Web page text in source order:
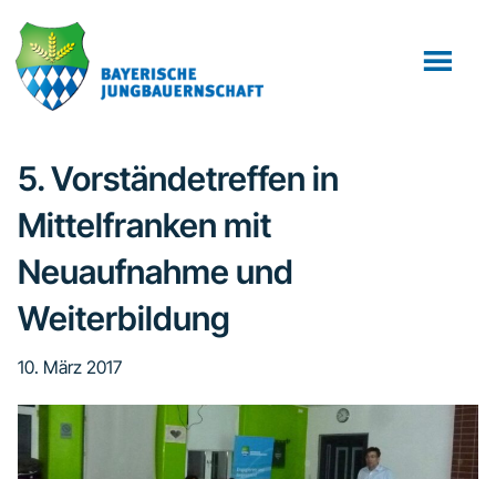
Inhalt
springen
Seitenspalte
springen
Fußzeile
springen
5. Vorständetreffen in
Mittelfranken mit
Neuaufnahme und
Weiterbildung
10. März 2017